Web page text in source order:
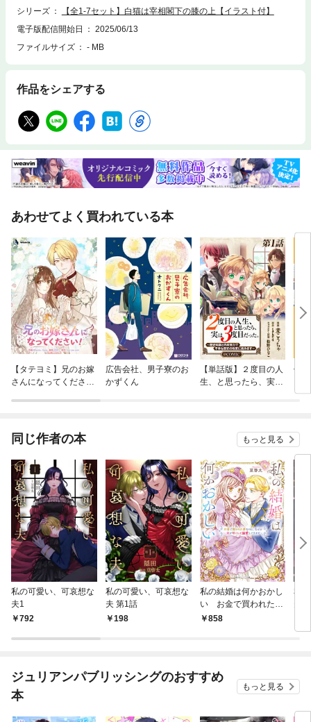
シリーズ
【全1-7セット】白猫は宰相閣下の膝の上【イラスト付】
電子版配信開始日
2025/06/13
ファイルサイズ
- MB
作品をシェアする
あわせてよく買われている本
【タテヨミ】兄のお嫁
さんになってくださ
広告会社、男子寮のお
かずくん
【単話版】２度目の人
生、と思ったら、実は
す～@COMIC
優
同じ作者の本 もっと見る
私の可愛い、可哀想な
夫1
792
私の可愛い、可哀想な
夫 第1話
198
私の結婚は何かおかし
い お金で買われた妻
なのに、なぜか夫が尽
858
私
ジュリアンパブリッシングのおすすめ
本
もっと見る